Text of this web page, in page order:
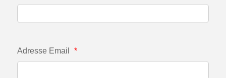
Adresse Email *